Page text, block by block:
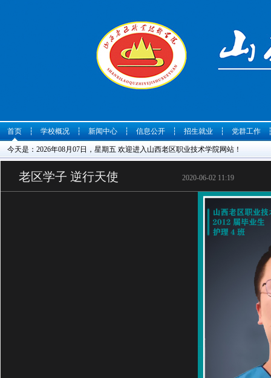
首页
今天是：2026年08月07日，星期五 欢迎进入山西老区职业技术学院网站！
┆ 学校概况 ┆ 新闻中心 ┆ 信息公开 ┆ 招生就业 ┆ 党群工作
老区学子 逆行天使 2020-06-02 11:19